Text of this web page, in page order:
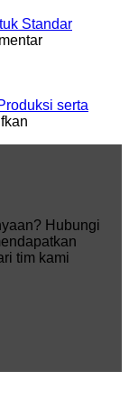
dan
Logistik
Standar
serta
Produksi
serta
Logistik
Modern
Hubungi
tim kami